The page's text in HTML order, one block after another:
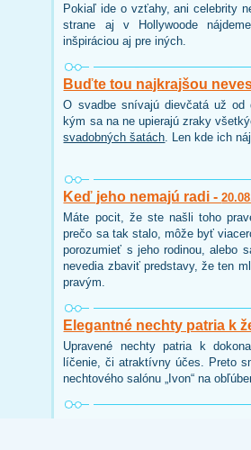
Pokiaľ ide o vzťahy, ani celebrity
strane aj v Hollywoode
inšpiráciou aj pre iných.
Buďte tou najkrajšou
O svadbe snívajú dievčatá už
kým sa na ne upierajú zraky
svadobných šatách. Len kde ich
Keď jeho nemajú radi -
Máte pocit, že ste našli toho
prečo sa tak stalo, môže byť
porozumieť s jeho rodinou, alebo
nevedia zbaviť predstavy, že ten
pravým.
Elegantné nechty patria k
Upravené nechty patria k
líčenie, či atraktívny účes. Preto
nechtového salónu „Ivon“ na